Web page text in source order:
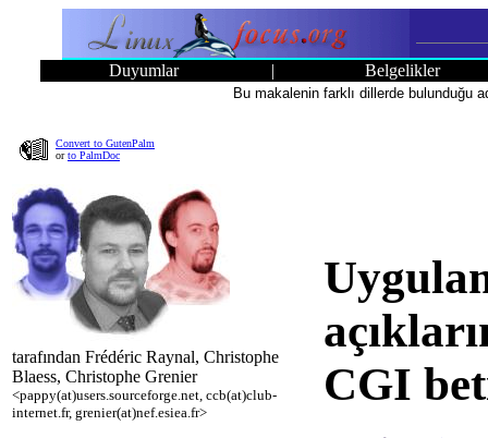
Duyumlar | Belgelikler
Bu makalenin farklı dillerde bulunduğu
Convert to GutenPalm
orto PalmDoc
tarafından Frédéric Raynal, Christophe
Blaess, Christophe Grenier
<pappy(at)users.sourceforge.net, ccb(at)club-
internet.fr, grenier(at)nef.esiea.fr>
CGI